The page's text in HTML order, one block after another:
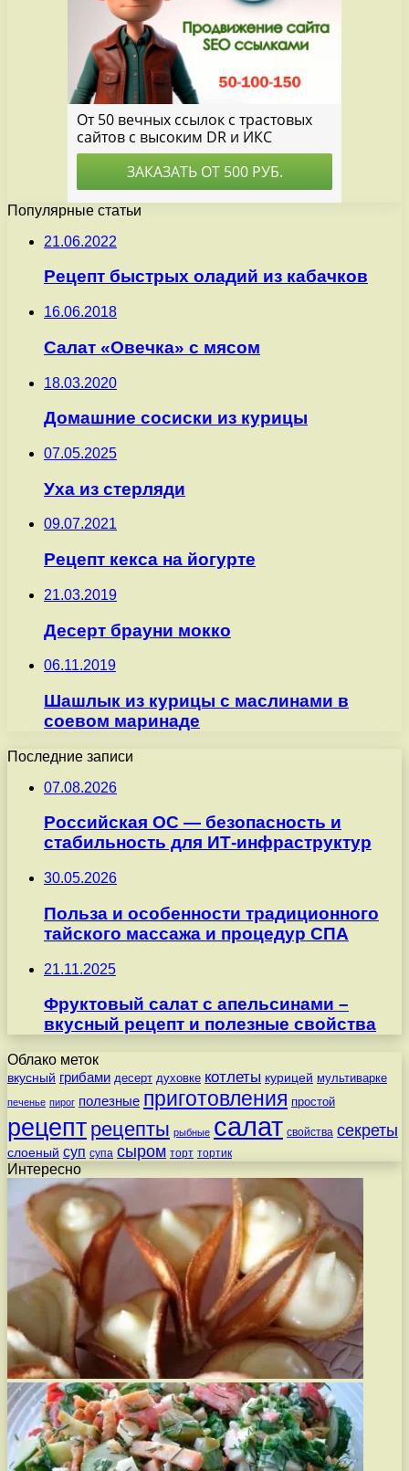
Популярные статьи
21.06.2022
Рецепт быстрых оладий из кабачков
16.06.2018
Салат «Овечка» с мясом
18.03.2020
Домашние сосиски из курицы
07.05.2025
Уха из стерляди
09.07.2021
Рецепт кекса на йогурте
21.03.2019
Десерт брауни мокко
06.11.2019
Шашлык из курицы с маслинами в
соевом маринаде
Последние записи
07.08.2026
Российская ОС — безопасность и
стабильность для ИТ-инфраструктур
30.05.2026
Польза и особенности традиционного
тайского массажа и процедур СПА
21.11.2025
Фруктовый салат с апельсинами –
вкусный рецепт и полезные свойства
Облако меток
вкусный грибами десерт духовке котлеты курицей мультиварке
печенье пирог полезные приготовления простой
рецепт рецепты рыбные салат свойства секреты
слоеный суп супа сыром торт тортик
Интересно